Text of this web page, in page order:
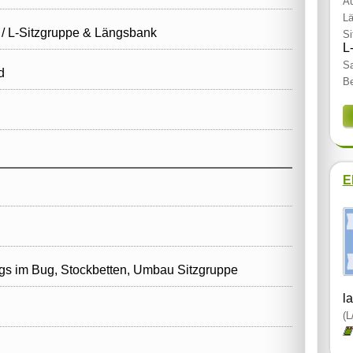
L‑Sitzgruppe & Längsbank
im Bug, Stockbetten, Umbau Sitzgruppe